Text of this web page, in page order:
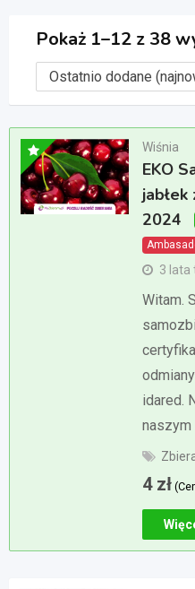
Pokaż 1–12 z 38
Wiśnia
EKO
2024
3 lata
Witam.
idared.
4 zł